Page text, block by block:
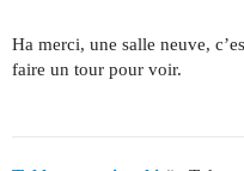
Ha merci, une salle neuve,
faire un tour pour voir.